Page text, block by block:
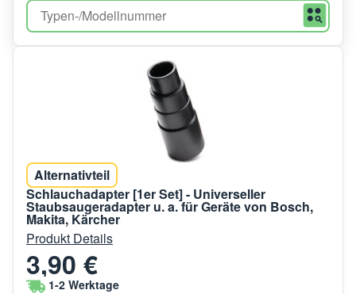
Alternativteil
Schlauchadapter [1er Set] - Universeller
Staubsaugeradapter u. a. für Geräte von Bosch,
Makita, Kärcher
Produkt Details
3,90 €
1-2 Werktage